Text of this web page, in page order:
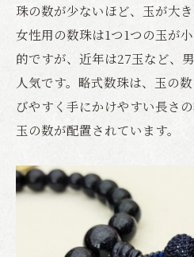
珠の数が少ないほど、玉が大
女性用の数珠は1つ1つの玉が
的ですが、近年は27玉など、
人気です。略式数珠は、玉の
びやすく手にかけやすい長さ
玉の数が配置されています。